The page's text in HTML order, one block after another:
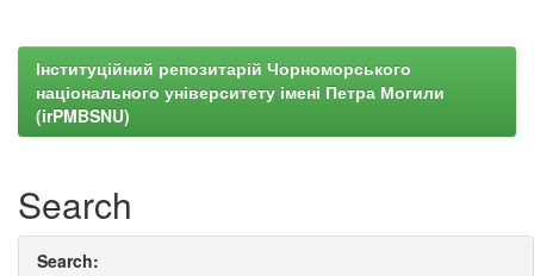
Інституційний репозитарій Чорноморського
національного університету імені Петра Могили
(irPMBSNU)
Search
Search: